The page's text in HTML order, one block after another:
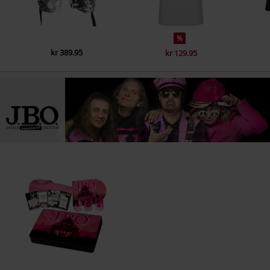
kr 389.95
%
kr 129.95